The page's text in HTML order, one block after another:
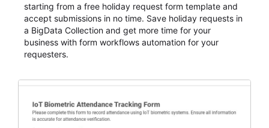
starting from a free holiday request form template and
accept submissions in no time. Save holiday requests in
a BigData Collection and get more time for your
business with form workflows automation for your
requesters.